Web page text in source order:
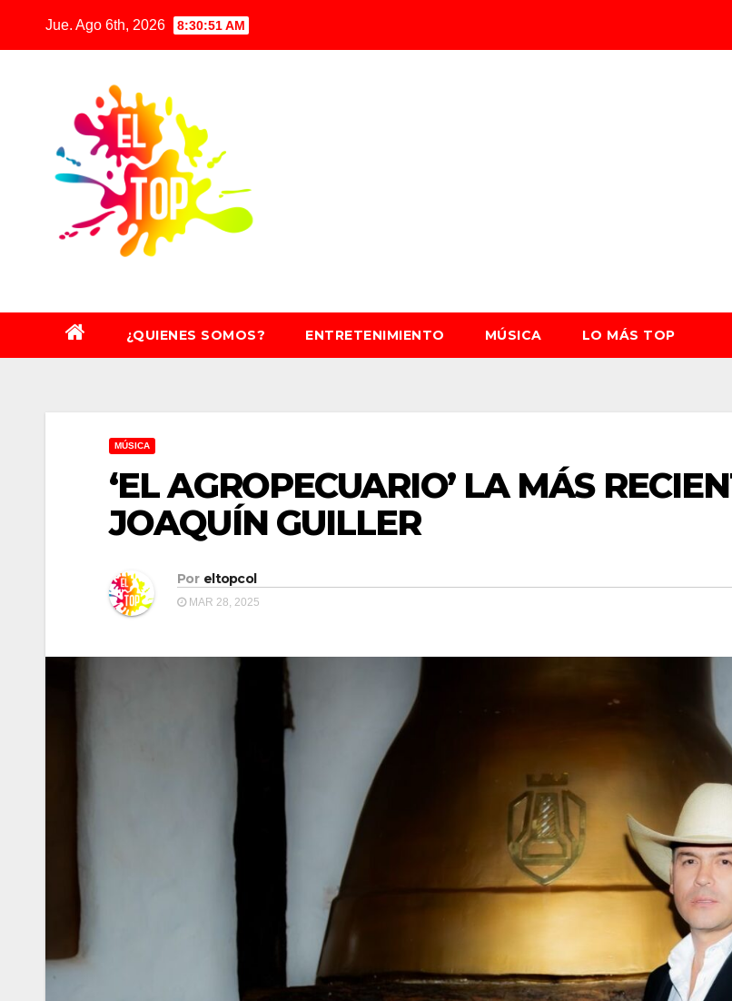
Jue. Ago 6th, 2026 8:30:52 AM
¿QUIENES SOMOS? ENTRETENIMIENTO MÚSICA LO MÁS TOP
MÚSICA
‘EL AGROPECUARIO’ LA MÁS
JOAQUÍN GUILLER
Por eltopcol
MAR 28, 2025